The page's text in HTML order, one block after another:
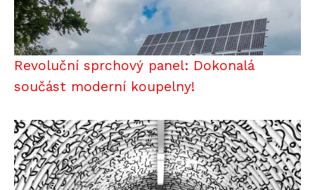
Revoluční sprchový panel: Dokonalá
součást moderní koupelny!